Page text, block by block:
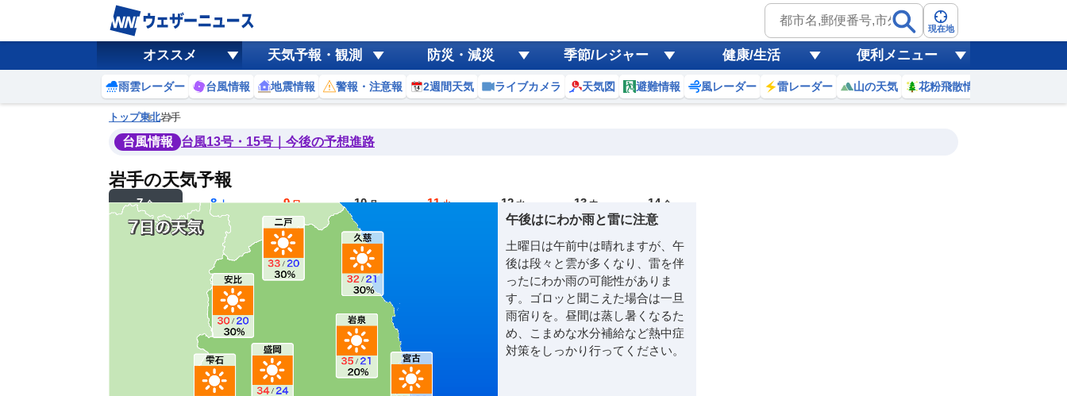
現在地
オススメ 天気予報・観測 防災・減災 季節/レジャー 健康/生活 便利メニュー
雨雲レーダー 台風情報 地震情報 警報・注意報 2週間天気 ライブカメラ 天気図 避難情報 風レーダー 雷レーダー 山の天気 花粉飛散情報
トップ東北岩手
台風情報 台風13号・15号｜今後の予想進路
岩手の天気予報
7 金 8 土 9 日 10 月 11 火 12 水 13 木 14 金
午後はにわか雨と雷に注意
土曜日は午前中は晴れますが、午
後は段々と雲が多くなり、雷を伴
ったにわか雨の可能性がありま
す。ゴロッと聞こえた場合は一旦
雨宿りを。昼間は蒸し暑くなるた
め、こまめな水分補給など熱中症
対策をしっかり行ってください。